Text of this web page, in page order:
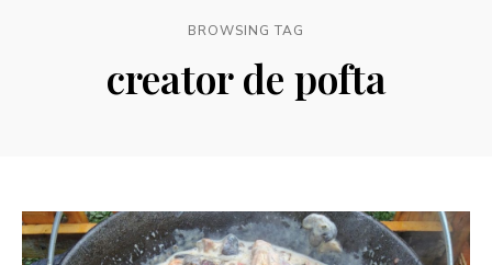
BROWSING TAG
creator de pofta